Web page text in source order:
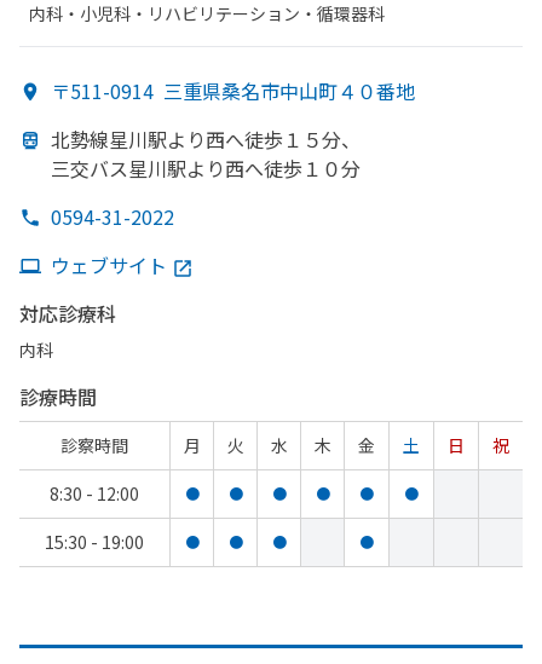
内科・​小児科・​リハビリテーション・​循環器科
〒511-0914 三重県桑名市中山町４０番地
北勢線星川駅より西へ徒歩１５分、
三交バス星川駅より西へ徒歩１０分
0594-31-2022
ウェブサイト
対応診療科
内科
診療時間
診察時間 月 火 水 木 金 土 日
祝
8:30 - 12:00
● ● ● ● ● ●
15:30 - 19:00 ● ● ● ●